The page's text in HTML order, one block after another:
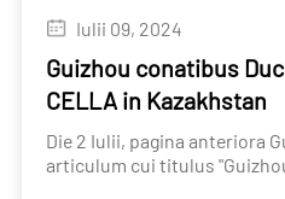
Iulii 09, 2024
Guizhou conatibus
CELLA in Kazakhstan
Die 2 Iulii, pagina anteriora
articulum cui titulus